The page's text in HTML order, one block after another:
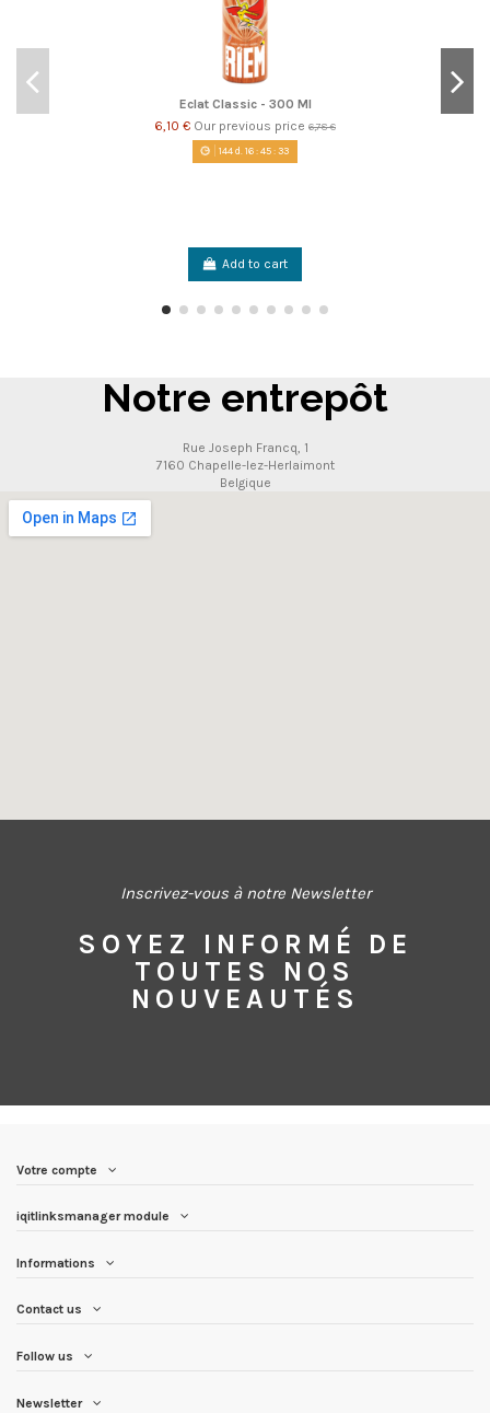
Eclat Classic - 300 Ml
6,10 € Our previous price 6,78 €
144d. 16:45:32
Add to cart
Notre entrepôt
Rue Joseph Francq, 1
7160 Chapelle-lez-Herlaimont
Belgique
Inscrivez-vous à notre Newsletter
SOYEZ INFORMÉ DE
TOUTES NOS
NOUVEAUTÉS
Votre compte
iqitlinksmanager module
Informations
Contact us
Follow us
Newsletter